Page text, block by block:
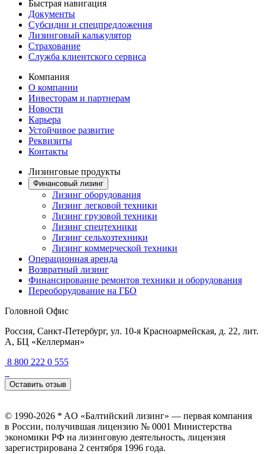
Быстрая навигация
Документы
Субсидии и спецпредложения
Лизинговый калькулятор
Страхование
Служба клиентского сервиса
Компания
О компании
Инвесторам и партнерам
Новости
Карьера
Устойчивое развитие
Реквизиты
Контакты
Лизинговые продукты
Финансовый лизинг
Лизинг оборудования
Лизинг легковой техники
Лизинг грузовой техники
Лизинг спецтехники
Лизинг сельхозтехники
Лизинг коммерческой техники
Операционная аренда
Возвратный лизинг
Финансирование ремонтов техники и оборудования
Переоборудование на ГБО
Головной Офис
Россия, Санкт-Петербург, ул. 10-я Красноармейская, д. 22, лит.
А, БЦ «Келлерман»
8 800 222 0 555
Оставить отзыв
© 1990-2026 * AO «Балтийский лизинг» — первая компания
в России, получившая лицензию № 0001 Министерства
экономики РФ на лизинговую деятельность, лицензия
зарегистрирована 2 сентября 1996 года.